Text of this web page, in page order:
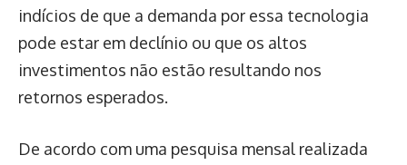
indícios de que a demanda por essa tecnologia
pode estar em declínio ou que os altos
investimentos não estão resultando nos
retornos esperados.
De acordo com uma pesquisa mensal realizada